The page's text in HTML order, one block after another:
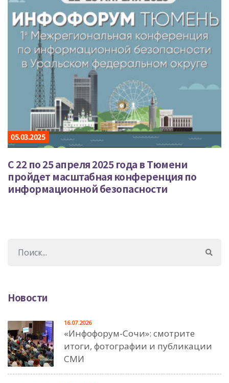
05.03.2025
С 22 по 25 апреля 2025 года в Тюмени
пройдет масштабная конференция по
информационной безопасности
Новости
«Инфофорум-Сочи»: смотрите
итоги, фотографии и публикации
СМИ
16.07.2026